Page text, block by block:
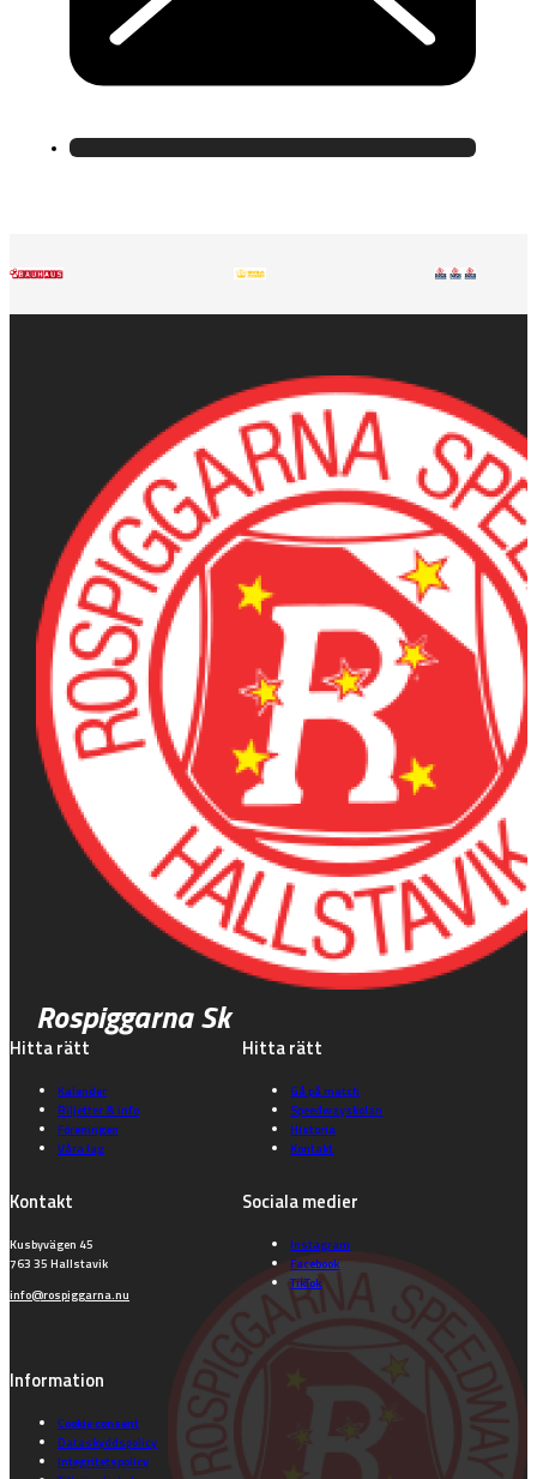
Rospiggarna Sk
Hitta rätt
Kalender
Biljetter & info
Föreningen
Våra lag
Hitta rätt
Gå på match
Speedwayskolan
Historia
Kontakt
Kontakt
Kusbyvägen 45
763 35 Hallstavik
info@rospiggarna.nu
Sociala medier
Instagram
Facebook
TikTok
Information
Cookie consent
Dataskyddspolicy
Integritetspolicy